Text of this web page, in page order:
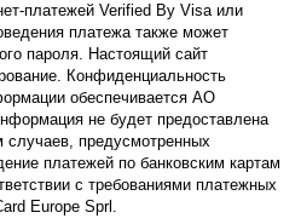
платежей Verified By Visa или
платежа также может
пароля. Настоящий сайт
Конфиденциальность
обеспечивается АО
не будет предоставлена
предусмотренных
платежей по банковским картам
с требованиями платежных
Europe Sprl.